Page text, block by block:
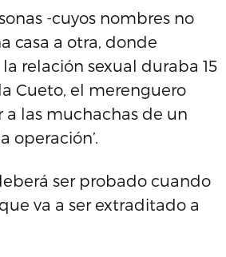
-cuyos nombres no
casa a otra, donde
relación sexual duraba 15
Cueto, el merenguero
a las muchachas de un
operación’.
ser probado cuando
va a ser extraditado a